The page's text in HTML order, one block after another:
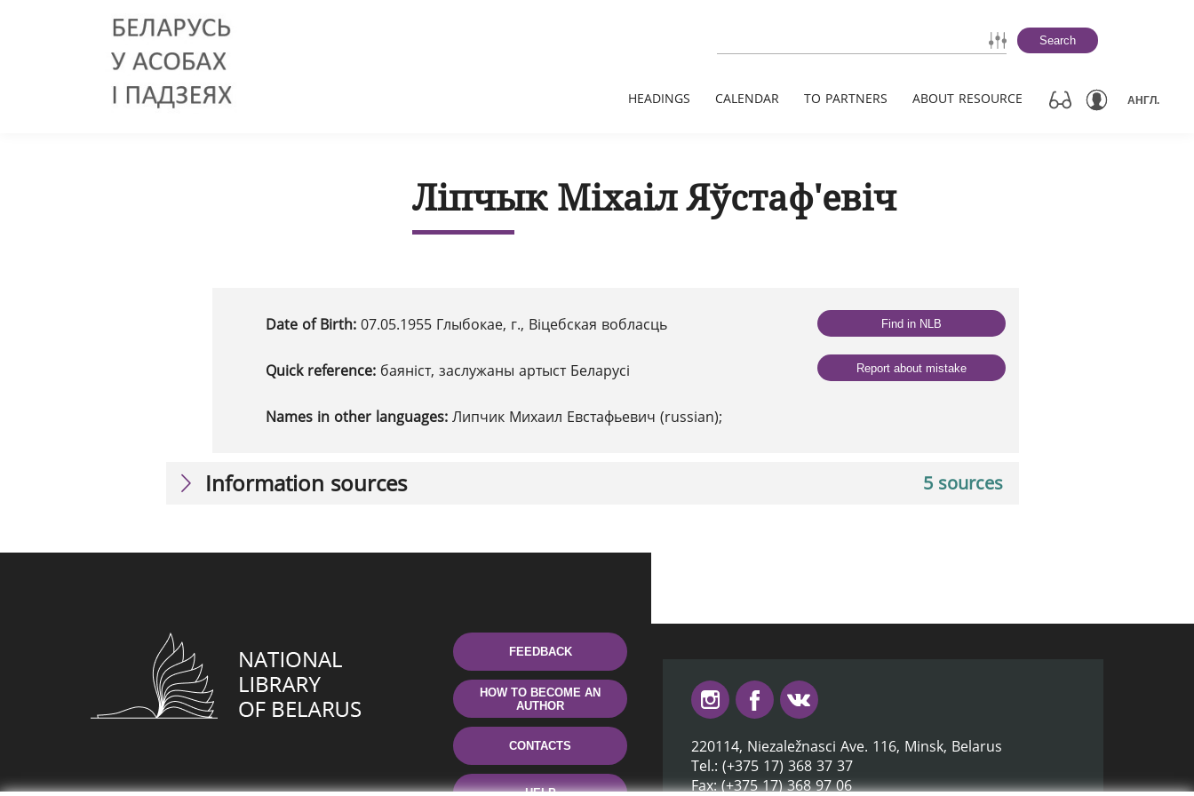
Search
HEADINGS CALENDAR TO PARTNERS ABOUT RESOURCE АНГЛ.
Ліпчык Міхаіл Яўстаф'евіч
Date of Birth: 07.05.1955 Глыбокае, г., Віцебская вобласць
Quick reference: баяніст, заслужаны артыст Беларусі
Names in other languages: Липчик Михаил Евстафьевич (russian);
Find in NLB
Report about mistake
5 sources
Information sources
FEEDBACK
HOW TO BECOME AN
AUTHOR
CONTACTS
HELP
220114, Niezaležnasci Ave. 116, Minsk, Belarus
Tel.: (+375 17) 368 37 37
Fax: (+375 17) 368 97 06